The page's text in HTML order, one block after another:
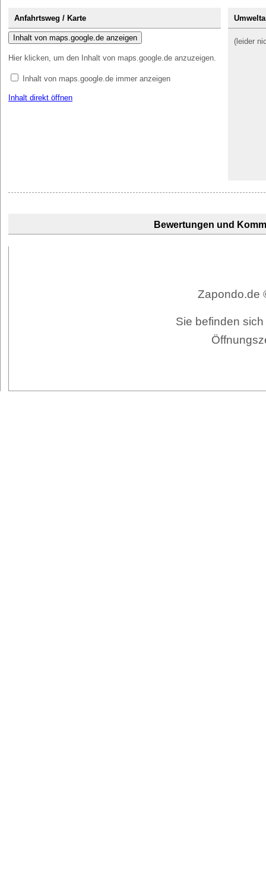
Anfahrtsweg / Karte
Inhalt von maps.google.de anzeigen
Hier klicken, um den Inhalt von maps.google.de anzuzeigen.
Inhalt von maps.google.de immer anzeigen
Inhalt direkt öffnen
(leider
Bewertungen und
Zapondo.de
Sie befinden